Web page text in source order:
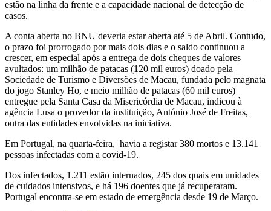
estão na linha da frente e a capacidade nacional de detecção de
casos.
A conta aberta no BNU deveria estar aberta até 5 de Abril. Contudo,
o prazo foi prorrogado por mais dois dias e o saldo continuou a
crescer, em especial após a entrega de dois cheques de valores
avultados: um milhão de patacas (120 mil euros) doado pela
Sociedade de Turismo e Diversões de Macau, fundada pelo magnata
do jogo Stanley Ho, e meio milhão de patacas (60 mil euros)
entregue pela Santa Casa da Misericórdia de Macau, indicou à
agência Lusa o provedor da instituição, António José de Freitas,
outra das entidades envolvidas na iniciativa.
Em Portugal, na quarta-feira, havia a registar 380 mortos e 13.141
pessoas infectadas com a covid-19.
Dos infectados, 1.211 estão internados, 245 dos quais em unidades
de cuidados intensivos, e há 196 doentes que já recuperaram.
Portugal encontra-se em estado de emergência desde 19 de Março.